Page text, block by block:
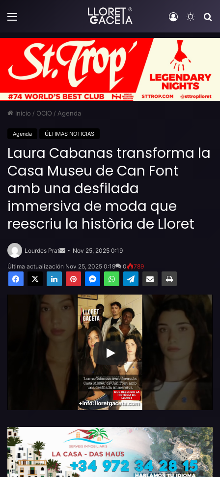
Menú Iniciar
Inicio / OCIO / Agenda
Agenda ÚLTIMAS NOTICIAS
Laura Cabanas transforma la
Casa Museu de Can Font
amb una desfilada
immersiva de moda que
reescriu la història de Lloret
Lourdes Prat
email
Nov 25, 2025 0:19
Última actualización Nov 25, 2025 0:19 0 789
Facebook
X LinkedInPinterestMessengerWhatsAppTelegramCompartir por email Imprimir